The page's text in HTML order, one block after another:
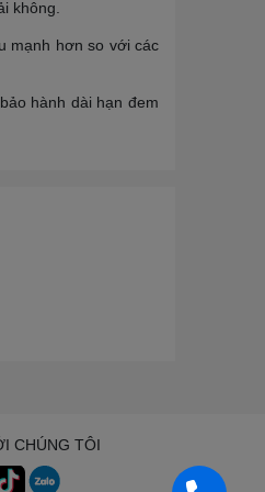
không.
mạnh hơn so với các
hành dài hạn đem
CHÚNG TÔI